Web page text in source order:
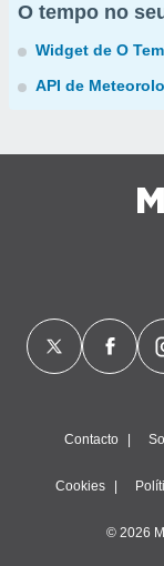
O tempo no
Widget de O
API de
Contacto
Cookies
© 2026